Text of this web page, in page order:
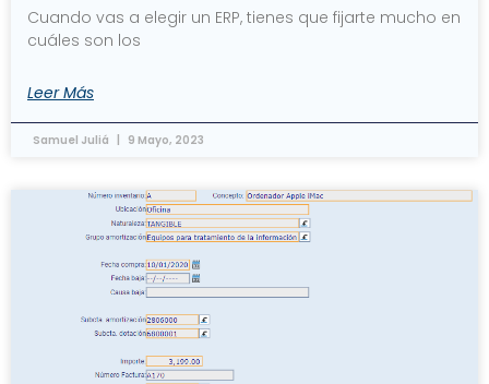
Cuando vas a elegir un ERP, tienes que fijarte mucho en
cuáles son los
Leer Más
Samuel Juliá 9 Mayo, 2023